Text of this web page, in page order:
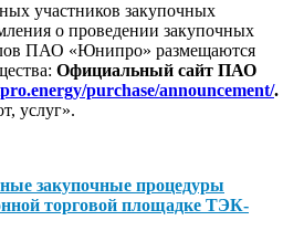
участников закупочных
о проведении закупочных
ПАО «Юнипро» размещаются
Официальный сайт ПАО
purchase/announcement/.
услуг».
закупочные процедуры
торговой площадке ТЭК-